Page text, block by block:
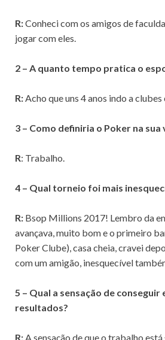
R:Conheci com os amigos de
jogar com eles.
2 – A quanto tempo pratica o
R:Acho que uns 4 anos indo a clubes
3 – Como definiria o Poker na sua
R: Trabalho.
4 – Qual torneio foi mais
R: Bsop Millions 2017! Lembro da
avançava, muito bom e o primeiro
Poker Clube), casa cheia, cravei
com um amigão, inesquecível
5 – Qual a sensação de conseguir
resultados?
R:A sensação de que o trabalho está